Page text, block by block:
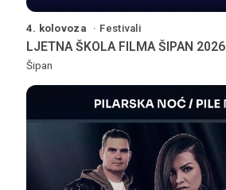
4. kolovoza Festivali
LJETNA ŠKOLA FILMA ŠIPAN 2026
Šipan